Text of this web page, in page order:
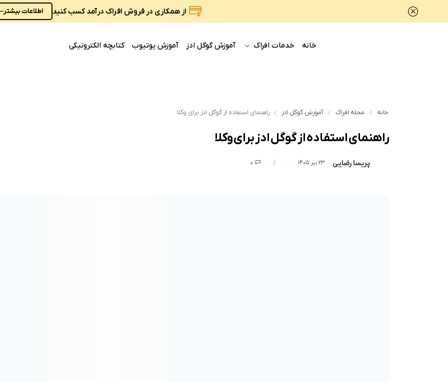
از همکاری در فروش افراک درآمد کسب کنید اطلاعات بیشتر
خانه خدمات افراک آموزش گوگل ادز آموزش یوتیوب کتابچه الکترونیکی
خانه مجله افراک آموزش گوگل ادز راهنمای استفاده از گوگل ادز برای وکلا
راهنمای استفاده از گوگل ادز برای وکلا
پریسا رضایی 23 تیر 1405